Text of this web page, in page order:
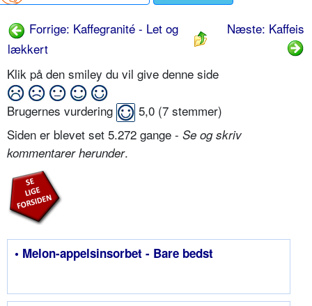
Forrige: Kaffegranité - Let og
lækkert
Næste: Kaffeis
Klik på den smiley du vil give denne side
Brugernes vurdering 5,0 (7 stemmer)
Siden er blevet set 5.272 gange - Se og skriv
kommentarer herunder.
• Melon-appelsinsorbet - Bare bedst